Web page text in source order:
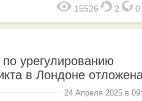
15526 2 0
урегулированию
в Лондоне
24 Апреля 2025 в